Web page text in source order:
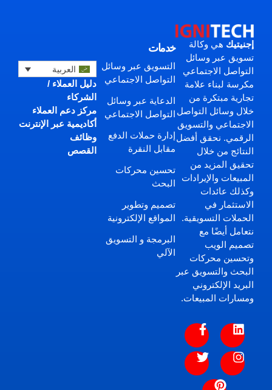
إجنيتيك هي وكالة
تسويق عبر وسائل
التواصل الاجتماعي
مكرسة لبناء علامة
تجارية مبتكرة من
خلال وسائل التواصل
الاجتماعي والتسويق
الرقمي. نحقق أفضل
النتائج من خلال
تحقيق المزيد من
المبيعات والإيرادات
وكذلك عائدات
الاستثمار في
الحملات التسويقية.
نتعامل أيضًا مع
تصميم الويب
وتحسين محركات
البحث والتسويق عبر
البريد الإلكتروني
ومسارات المبيعات.
خدمات
التسويق عبر وسائل
التواصل الاجتماعي
الدعاية عبر وسائل
التواصل الاجتماعي
إدارة حملات الدفع
مقابل النقرة
تحسين محركات
البحث
تصميم وتطوير
المواقع الإلكترونية
البرمجة و التسويق
الآلي
العربية
دليل العملاء /
الشركاء
مركز دعم العملاء
أكاديمية عبر الإنترنت
وظائف
القصص